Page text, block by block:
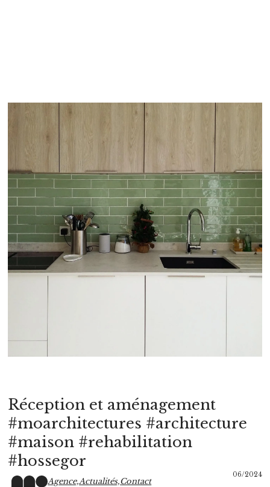
Réception et aménagement
#moarchitectures #architecture
#maison #rehabilitation
#hossegor
06/2024
Agence,Actualités,Contact